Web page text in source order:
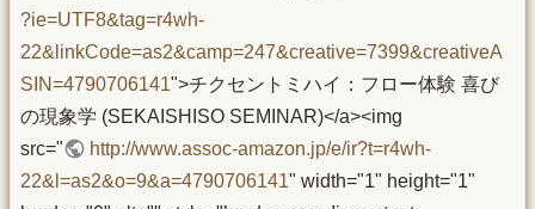
?ie=UTF8&tag=r4wh-
22&linkCode=as2&camp=247&creative=7399&creativeA
SIN=4790706141">チクセントミハイ：フロー体験 喜び
の現象学 (SEKAISHISO SEMINAR)</a><img
src="
http://www.assoc-amazon.jp/e/ir?t=r4wh-
22&l=as2&o=9&a=4790706141" width="1" height="1"